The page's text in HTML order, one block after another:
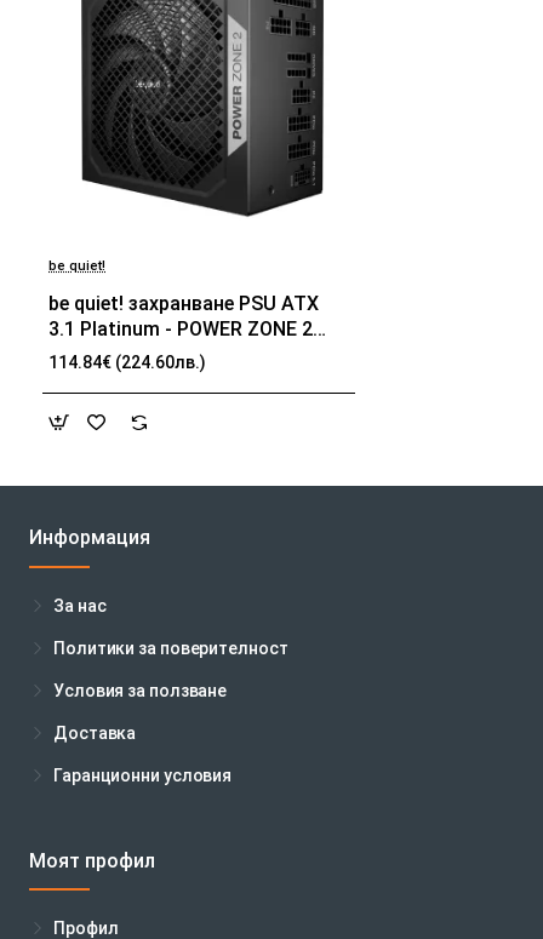
be quiet!
be quiet! захранване PSU ATX
3.1 Platinum - POWER ZONE 2
750W
114.84€ (224.60лв.)
Информация
За нас
Политики за поверителност
Условия за ползване
Доставка
Гаранционни условия
Моят профил
Профил